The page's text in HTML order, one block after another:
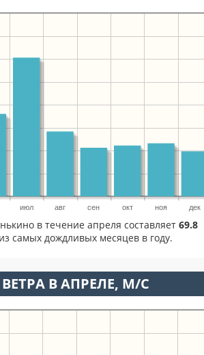
июл авг сен окт ноя дек
в течение апреля составляет 69.8
самых дождливых месяцев в году.
В АПРЕЛЕ, М/С